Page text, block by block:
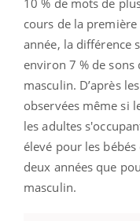
cours de la
année, la différence
environ 7 % de sons
masculin. D’après
observées même si
les adultes
élevé pour les
deux années que
masculin.